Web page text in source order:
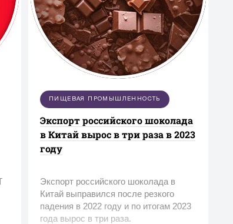
ПИЩЕВАЯ ПРОМЫШЛЕННОСТЬ
Экспорт российского шоколада
в Китай вырос в три раза в 2023
году
Экспорт российского шоколада в
Китай выправился после резкого
падения в 2022 году и по итогам 2023
года вырос в три раза.